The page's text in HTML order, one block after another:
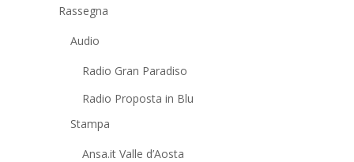
Rassegna
Audio
Radio Gran Paradiso
Radio Proposta in Blu
Stampa
Ansa.it Valle d’Aosta